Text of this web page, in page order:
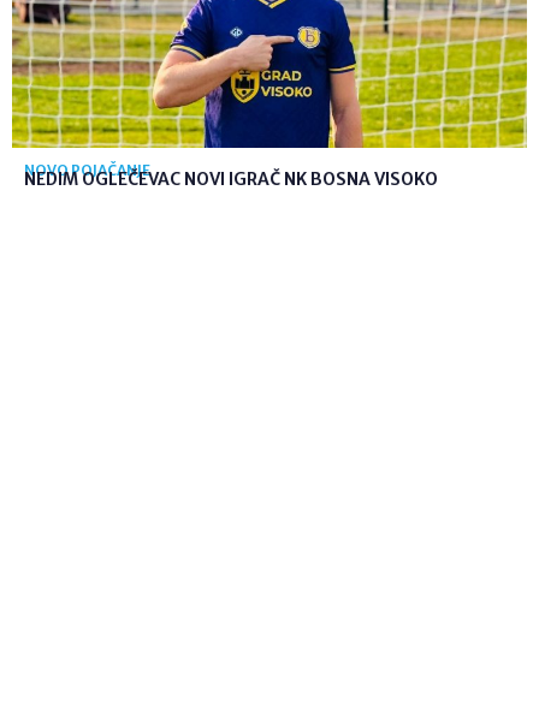
NOVO POJAČANJE
NEDIM OGLEČEVAC NOVI IGRAČ NK BOSNA VISOKO